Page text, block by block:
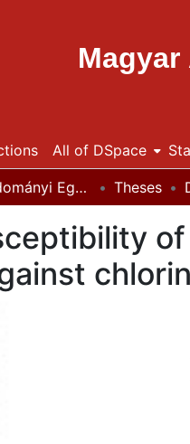
All of DSpace
Állatorvostudományi Egyetem / University of Veterinary Medicine Budapest Theses